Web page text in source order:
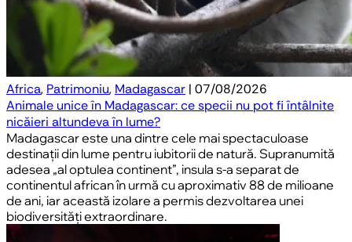
Africa, Patrimoniu, Madagascar | 07/08/2026
Animale unice în Madagascar: ce specii nu pot fi întâlnite
nicăieri altundeva în lume?
Madagascar este una dintre cele mai spectaculoase
destinații din lume pentru iubitorii de natură. Supranumită
adesea „al optulea continent”, insula s-a separat de
continentul african în urmă cu aproximativ 88 de milioane
de ani, iar această izolare a permis dezvoltarea unei
biodiversități extraordinare.